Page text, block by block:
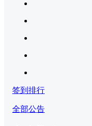
签到排行
全部公告